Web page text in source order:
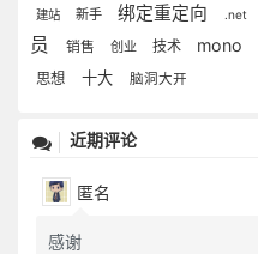
建站 新手 绑定重定向 .net
员
销售 创业 技术 mono
思想 十大 脑洞大开
近期评论
匿名
感谢